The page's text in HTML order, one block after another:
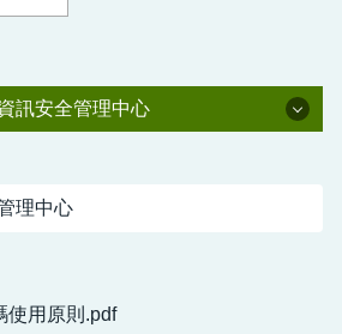
訊安全管理中心
理中心
使用原則.pdf